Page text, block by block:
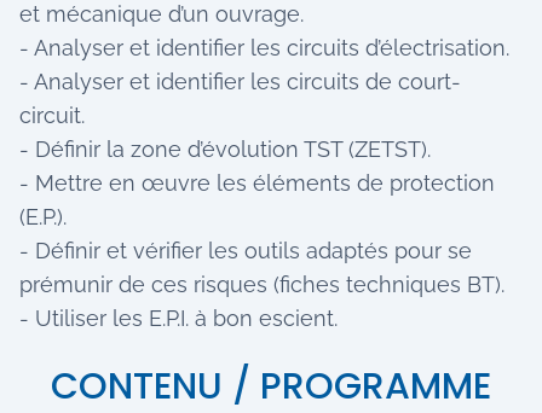
et mécanique d’un ouvrage.
- Analyser et identifier les circuits d’électrisation.
- Analyser et identifier les circuits de court-
circuit.
- Définir la zone d’évolution TST (ZETST).
- Mettre en œuvre les éléments de protection
(E.P.).
- Définir et vérifier les outils adaptés pour se
prémunir de ces risques (fiches techniques BT).
- Utiliser les E.P.I. à bon escient.
CONTENU / PROGRAMME